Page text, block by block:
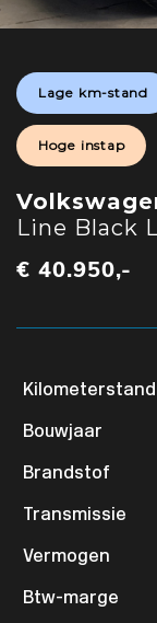
Lage km-stand
Hoge instap
Line Black
€ 40.950,-